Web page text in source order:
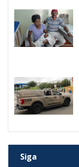
Siga